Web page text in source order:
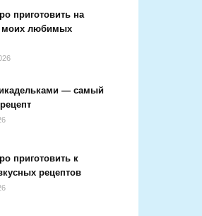
приготовить на
моих любимых
— самый
приготовить к
рецептов